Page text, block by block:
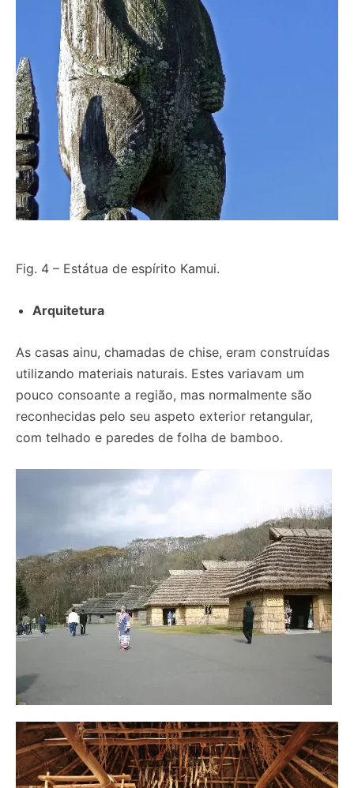
Fig. 4 – Estátua de espírito Kamui.
Arquitetura
As casas ainu, chamadas de chise, eram construídas
utilizando materiais naturais. Estes variavam um
pouco consoante a região, mas normalmente são
reconhecidas pelo seu aspeto exterior retangular,
com telhado e paredes de folha de bamboo.